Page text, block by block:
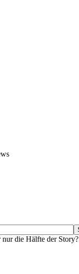
die Hälfte der Story?